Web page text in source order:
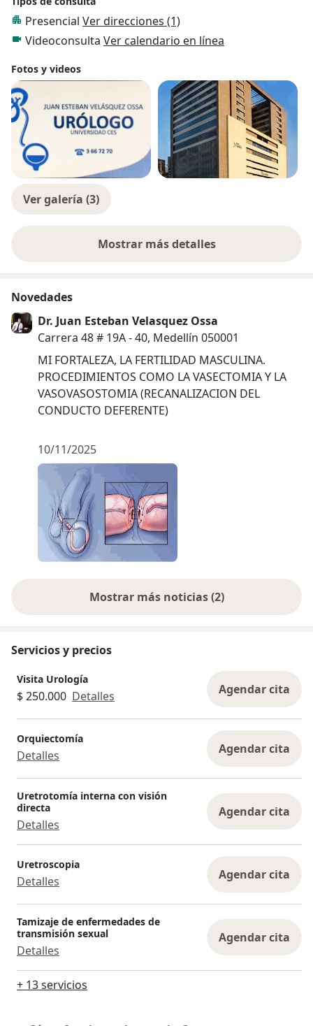
Presencial Ver direcciones (1)
Videoconsulta Ver calendario en línea
Fotos y videos
Ver galería (3)
Mostrar más detalles
sobre la experiencia
Novedades
Dr. Juan Esteban Velasquez Ossa
Carrera 48 # 19A - 40, Medellín 050001
MI FORTALEZA, LA FERTILIDAD MASCULINA.
PROCEDIMIENTOS COMO LA VASECTOMIA Y LA
VASOVASOSTOMIA (RECANALIZACION DEL
CONDUCTO DEFERENTE)
10/11/2025
Mostrar más noticias (2)
Servicios y precios
Visita Urología
$ 250.000 Detalles Agendar cita
Orquiectomía
Detalles Agendar cita
Uretrotomía interna con visión
directa
Detalles
Agendar cita
Uretroscopia
Detalles Agendar cita
Tamizaje de enfermedades de
transmisión sexual
Detalles
Agendar cita
+ 13 servicios